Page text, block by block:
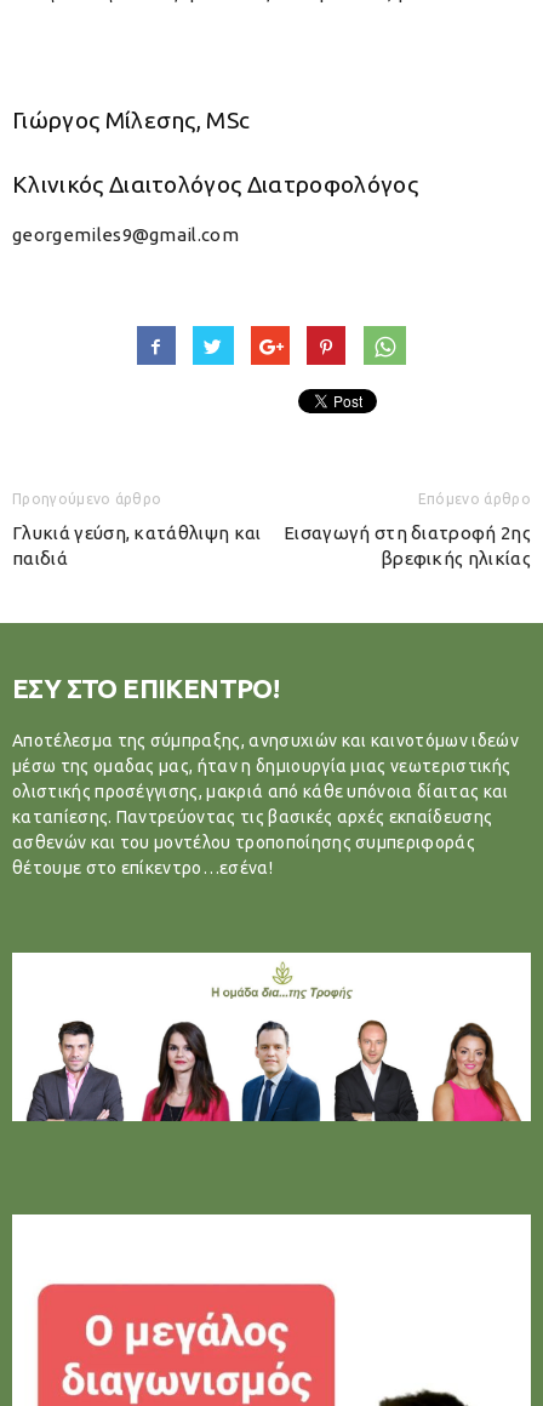
Γιώργος Μίλεσης, MSc
Κλινικός Διαιτολόγος Διατροφολόγος
georgemiles9@gmail.com
Προηγούμενο άρθρο
Γλυκιά γεύση, κατάθλιψη και
παιδιά
Επόμενο άρθρο
Εισαγωγή στη διατροφή 2ης
βρεφικής ηλικίας
ΕΣΥ ΣΤΟ ΕΠΙΚΕΝΤΡΟ!
Αποτέλεσμα της σύμπραξης, ανησυχιών και καινοτόμων ιδεών
μέσω της ομαδας μας, ήταν η δημιουργία μιας νεωτεριστικής
ολιστικής προσέγγισης, μακριά από κάθε υπόνοια δίαιτας και
καταπίεσης. Παντρεύοντας τις βασικές αρχές εκπαίδευσης
ασθενών και του μοντέλου τροποποίησης συμπεριφοράς
θέτουμε στο επίκεντρο…εσένα!